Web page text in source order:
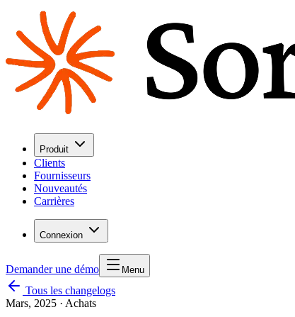
Produit
Clients
Fournisseurs
Nouveautés
Carrières
Connexion
Demander une démo Menu
Tous les changelogs
Mars, 2025 · Achats